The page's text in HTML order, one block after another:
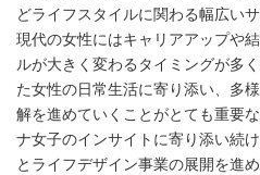
どライフスタイルに関わる幅広い
現代の女性にはキャリアアップや
ルが大きく変わるタイミングが多
た女性の日常生活に寄り添い、多
解を進めていくことがとても重要
ナ女子のインサイトに寄り添い続
とライフデザイン事業の展開を進